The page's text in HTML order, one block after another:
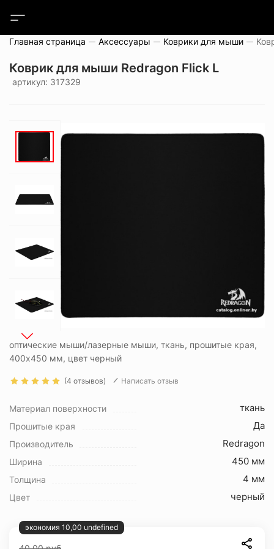
Главная страница Аксессуары Коврики для мыши
Коврик для мыши Redragon Flick L
артикул: 317329
оптические мыши/лазерные мыши, ткань, прошитые края,
400x450 мм, цвет черный
(4 отзывов) Написать отзыв
Материал поверхности ткань
Прошитые края Да
Производитель Redragon
Ширина 450 мм
Толщина 4 мм
Цвет черный
экономия 10,00 undefined